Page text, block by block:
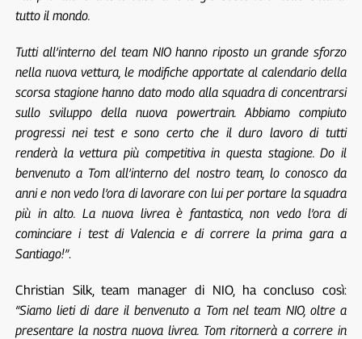
tutto il mondo.
Tutti all’interno del team NIO hanno riposto un grande sforzo
nella nuova vettura, le modifiche apportate al calendario della
scorsa stagione hanno dato modo alla squadra di concentrarsi
sullo sviluppo della nuova powertrain. Abbiamo compiuto
progressi nei test e sono certo che il duro lavoro di tutti
renderà la vettura più competitiva in questa stagione. Do il
benvenuto a Tom all’interno del nostro team, lo conosco da
anni e non vedo l’ora di lavorare con lui per portare la squadra
più in alto. La nuova livrea è fantastica, non vedo l’ora di
cominciare i test di Valencia e di correre la prima gara a
Santiago!”.
Christian Silk, team manager di NIO, ha concluso così:
“Siamo lieti di dare il benvenuto a Tom nel team NIO, oltre a
presentare la nostra nuova livrea. Tom ritornerà a correre in